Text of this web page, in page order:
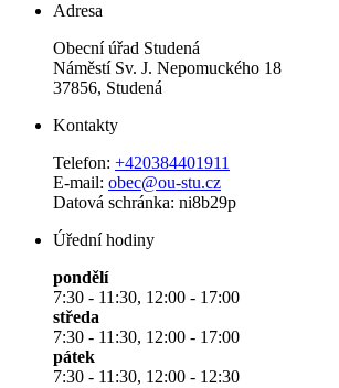
Adresa
Obecní úřad Studená
Náměstí Sv. J. Nepomuckého 18
37856, Studená
Kontakty
Telefon: +420384401911
E-mail: obec@ou-stu.cz
Datová schránka: ni8b29p
Úřední hodiny
pondělí
7:30 - 11:30, 12:00 - 17:00
středa
7:30 - 11:30, 12:00 - 17:00
pátek
7:30 - 11:30, 12:00 - 12:30